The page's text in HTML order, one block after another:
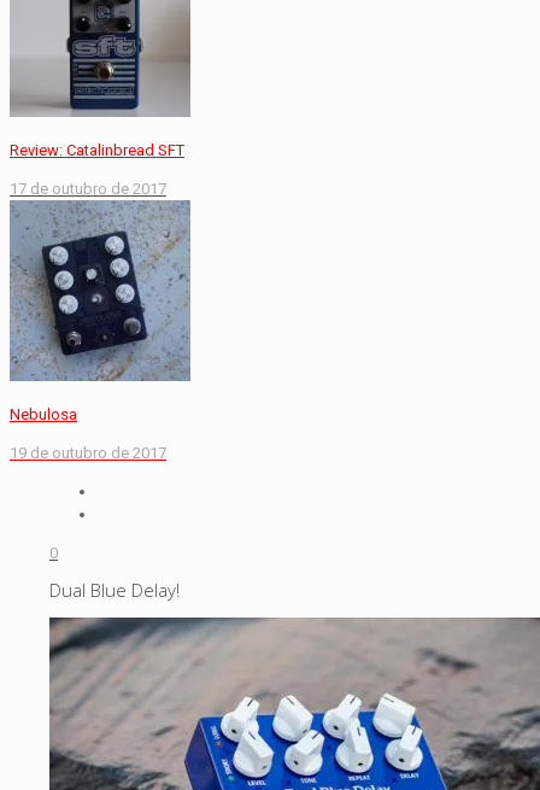
Review: Catalinbread SFT
17 de outubro de 2017
Nebulosa
19 de outubro de 2017
0
Dual Blue Delay!